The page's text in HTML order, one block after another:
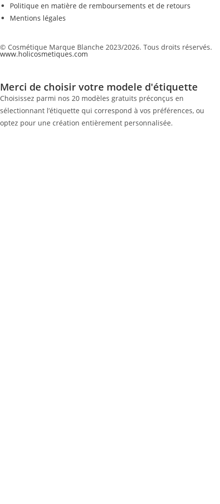
Politique en matière de remboursements et de retours
Mentions légales
© Cosmétique Marque Blanche 2023/2026. Tous droits réservés.
www.holicosmetiques.com
Merci de choisir votre modele d'étiquette
Choisissez parmi nos 20 modèles gratuits préconçus en
sélectionnant l’étiquette qui correspond à vos préférences, ou
optez pour une création entièrement personnalisée.